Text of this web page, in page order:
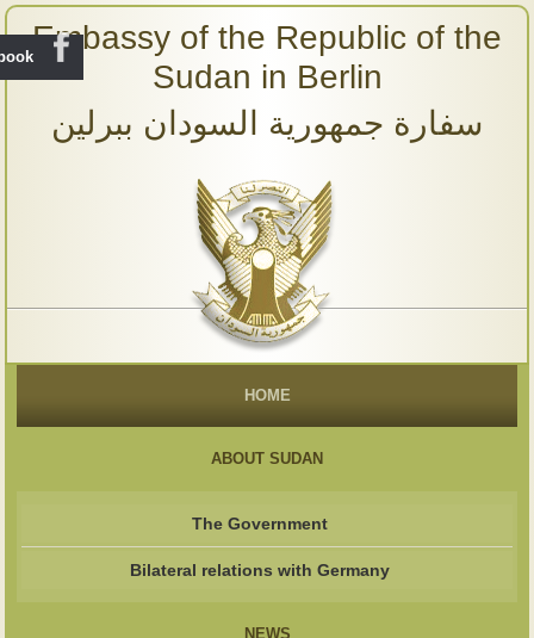
Embassy of the Republic of the
Sudan in Berlin
سفارة جمهورية السودان ببرلين
HOME
ABOUT SUDAN
The Government
Bilateral relations with Germany
NEWS